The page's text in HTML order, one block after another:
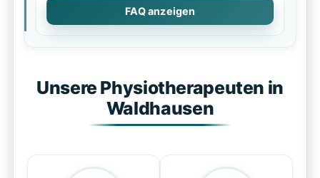
FAQ anzeigen
Unsere Physiotherapeuten in
Waldhausen